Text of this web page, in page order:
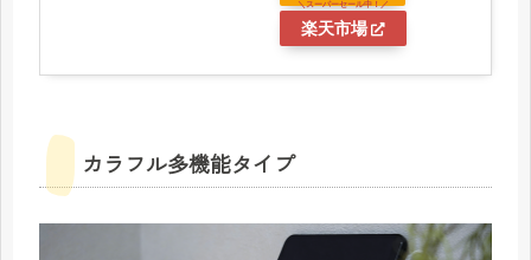
楽天市場
カラフル多機能タイプ